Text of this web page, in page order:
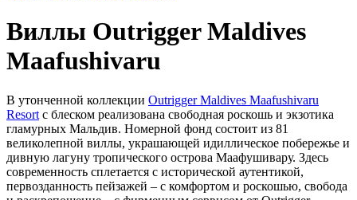
Виллы Outrigger Maldives
Maafushivaru
В утонченной коллекции Outrigger Maldives Maafushivaru
Resort с блеском реализована свободная роскошь и экзотика
гламурных Мальдив. Номерной фонд состоит из 81
великолепной виллы, украшающей идиллическое побережье и
дивную лагуну тропического острова Маафушивару. Здесь
современность сплетается с исторической аутентикой,
первозданность пейзажей – с комфортом и роскошью, свобода